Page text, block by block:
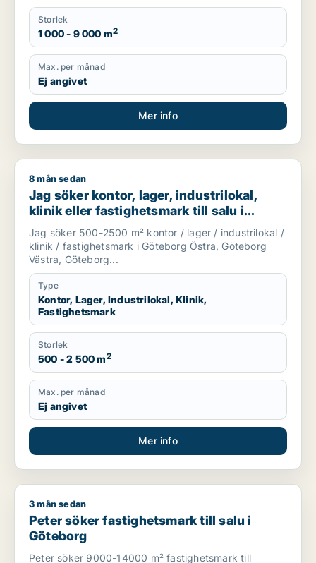
Storlek
1 000 - 9 000 m2
Max. per månad
Ej angivet
Mer info
Jag söker kontor, lager, industrilokal, klinik eller
8 mån sedan
Jag söker kontor, lager, industrilokal,
klinik eller fastighetsmark till salu i
Göteborg
Jag söker 500-2500 m² kontor / lager / industrilokal /
klinik / fastighetsmark i Göteborg Östra, Göteborg
Västra, Göteborg...
Type
Kontor, Lager, Industrilokal, Klinik,
Fastighetsmark
Storlek
500 - 2 500 m2
Max. per månad
Ej angivet
Mer info
Peter söker fastighetsmark till salu i Göteborg
3 mån sedan
Peter söker fastighetsmark till salu i
Göteborg
Peter söker 9000-14000 m² fastighetsmark till